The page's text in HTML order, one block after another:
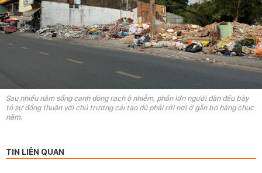
Sau nhiều năm sống cạnh dòng rạch ô nhiễm, phần lớn người dân đều bày
tỏ sự đồng thuận với chủ trương cải tạo dù phải rời nơi ở gắn bó hàng chục
năm.
TIN LIÊN QUAN